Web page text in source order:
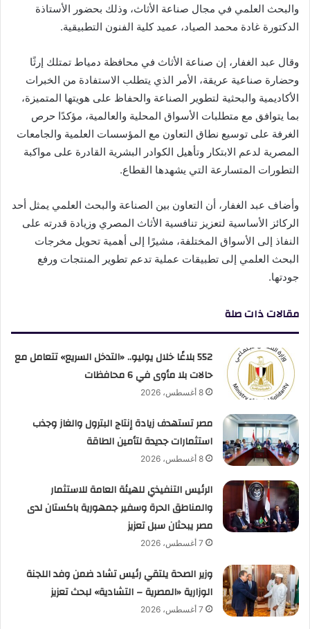
والبحث العلمي في مجال صناعة الأثاث، وذلك بحضور الأستاذة
الدكتورة غادة محمد الصياد، عميد كلية الفنون التطبيقية.
وقال عبد الغفار، إن صناعة الأثاث في محافظة دمياط تمتلك إرثًا
وحضارة صناعية عريقة، الأمر الذي يتطلب الاستفادة من الخبرات
الأكاديمية والبحثية لتطوير الصناعة والحفاظ على هويتها المتميزة،
بما يتوافق مع متطلبات الأسواق المحلية والعالمية، مؤكدًا حرص
الغرفة على توسيع نطاق التعاون مع المؤسسات العلمية والجامعات
المصرية لدعم الابتكار وتأهيل الكوادر البشرية القادرة على مواكبة
التطورات المتسارعة التي يشهدها القطاع.
وأضاف عبد الغفار، أن التعاون بين الصناعة والبحث العلمي يمثل أحد
الركائز الأساسية لتعزيز تنافسية الأثاث المصري وزيادة قدرته على
النفاذ إلى الأسواق المختلفة، مشيرًا إلى أهمية تحويل مخرجات
البحث العلمي إلى تطبيقات عملية تدعم تطوير المنتجات ورفع
جودتها.
مقالات ذات صلة
552 بلاغًا خلال يوليو.. «التدخل السريع» تتعامل مع
حالات بلا مأوى في 6 محافظات
8 أغسطس، 2026
مصر تستهدف زيادة إنتاج البترول والغاز وجذب
استثمارات جديدة لتأمين الطاقة
8 أغسطس، 2026
الرئيس التنفيذي للهيئة العامة للاستثمار
والمناطق الحرة وسفير جمهورية باكستان لدى
مصر يبحثان سبل تعزيز
7 أغسطس، 2026
وزير الصحة يلتقي رئيس تشاد ضمن وفد اللجنة
الوزارية «المصرية – التشادية» لبحث تعزيز
7 أغسطس، 2026